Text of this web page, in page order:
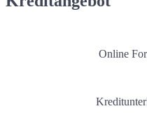
Online